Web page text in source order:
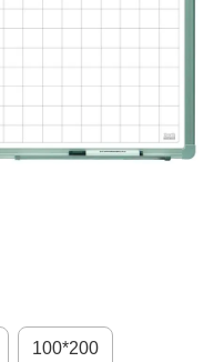
100*200